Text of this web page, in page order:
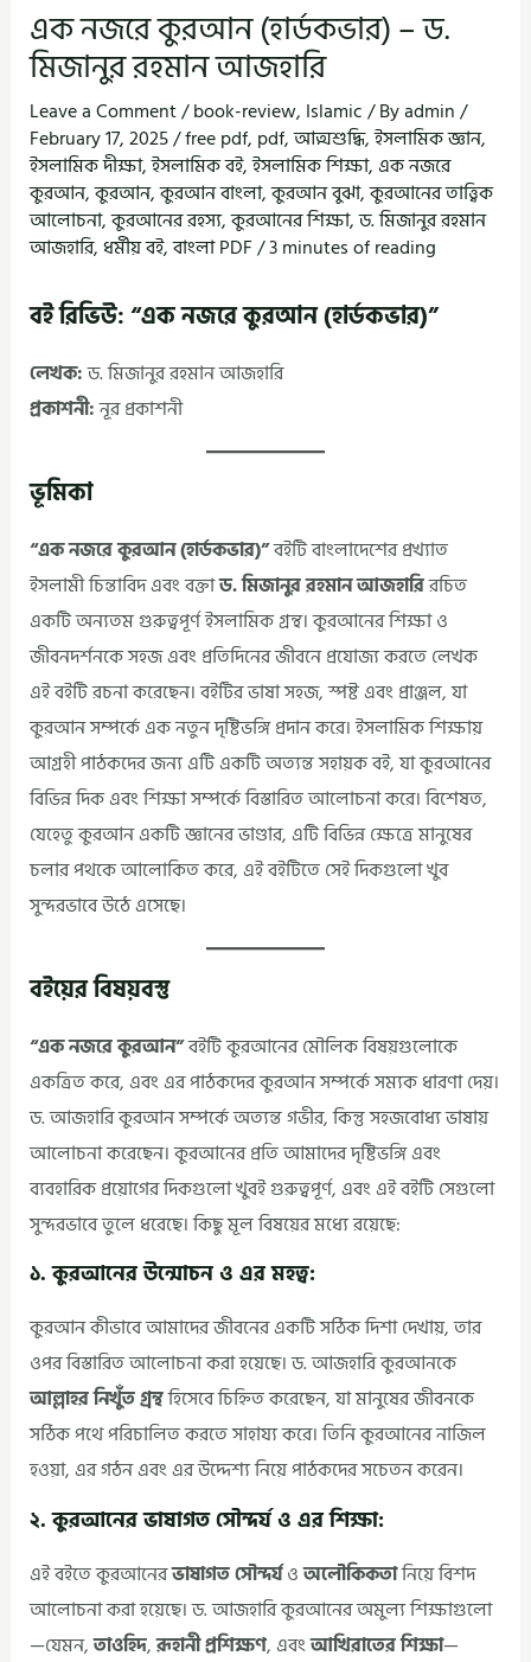
এক নজরে কুরআন (হার্ডকভার) – ড.
মিজানুর রহমান আজহারি
Leave a Comment/book-review, Islamic/ Byadmin/
February 17, 2025/free pdf, pdf,আত্মশুদ্ধি,ইসলামিক জ্ঞান,
ইসলামিক দীক্ষা,ইসলামিক বই,ইসলামিক শিক্ষা,এক নজরে
কুরআন,কুরআন,কুরআন বাংলা,কুরআন বুঝা,কুরআনের তাত্ত্বিক
আলোচনা,কুরআনের রহস্য,কুরআনের শিক্ষা,ড. মিজানুর রহমান
আজহারি,ধর্মীয় বই,বাংলা PDF/3 minutes of reading
বই রিভিউ: “এক নজরে কুরআন (হার্ডকভার)”
লেখক:ড. মিজানুর রহমান আজহারি
প্রকাশনী:নূর প্রকাশনী
ভূমিকা
“এক নজরে কুরআন (হার্ডকভার)”বইটি বাংলাদেশের প্রখ্যাত
ইসলামী চিন্তাবিদ এবং বক্তাড. মিজানুর রহমান আজহারিরচিত
একটি অন্যতম গুরুত্বপূর্ণ ইসলামিক গ্রন্থ। কুরআনের শিক্ষা ও
জীবনদর্শনকে সহজ এবং প্রতিদিনের জীবনে প্রযোজ্য করতে লেখক
এই বইটি রচনা করেছেন। বইটির ভাষা সহজ, স্পষ্ট এবং প্রাঞ্জল, যা
কুরআন সম্পর্কে এক নতুন দৃষ্টিভঙ্গি প্রদান করে। ইসলামিক শিক্ষায়
আগ্রহী পাঠকদের জন্য এটি একটি অত্যন্ত সহায়ক বই, যা কুরআনের
বিভিন্ন দিক এবং শিক্ষা সম্পর্কে বিস্তারিত আলোচনা করে। বিশেষত,
যেহেতু কুরআন একটি জ্ঞানের ভাণ্ডার, এটি বিভিন্ন ক্ষেত্রে মানুষের
চলার পথকে আলোকিত করে, এই বইটিতে সেই দিকগুলো খুব
সুন্দরভাবে উঠে এসেছে।
বইয়ের বিষয়বস্তু
“এক নজরে কুরআন”বইটি কুরআনের মৌলিক বিষয়গুলোকে
একত্রিত করে, এবং এর পাঠকদের কুরআন সম্পর্কে সম্যক ধারণা দেয়।
ড. আজহারি কুরআন সম্পর্কে অত্যন্ত গভীর, কিন্তু সহজবোধ্য ভাষায়
আলোচনা করেছেন। কুরআনের প্রতি আমাদের দৃষ্টিভঙ্গি এবং
ব্যবহারিক প্রয়োগের দিকগুলো খুবই গুরুত্বপূর্ণ, এবং এই বইটি সেগুলো
সুন্দরভাবে তুলে ধরেছে। কিছু মূল বিষয়ের মধ্যে রয়েছে:
১. কুরআনের উন্মোচন ও এর মহত্ব:
কুরআন কীভাবে আমাদের জীবনের একটি সঠিক দিশা দেখায়, তার
ওপর বিস্তারিত আলোচনা করা হয়েছে। ড. আজহারি কুরআনকে
আল্লাহর নিখুঁত গ্রন্থহিসেবে চিহ্নিত করেছেন, যা মানুষের জীবনকে
সঠিক পথে পরিচালিত করতে সাহায্য করে। তিনি কুরআনের নাজিল
হওয়া, এর গঠন এবং এর উদ্দেশ্য নিয়ে পাঠকদের সচেতন করেন।
২. কুরআনের ভাষাগত সৌন্দর্য ও এর শিক্ষা:
এই বইতে কুরআনেরভাষাগত সৌন্দর্যওঅলৌকিকতানিয়ে বিশদ
আলোচনা করা হয়েছে। ড. আজহারি কুরআনের অমুল্য শিক্ষাগুলো
—যেমন,তাওহিদ,রূহানী প্রশিক্ষণ, এবংআখিরাতের শিক্ষা—